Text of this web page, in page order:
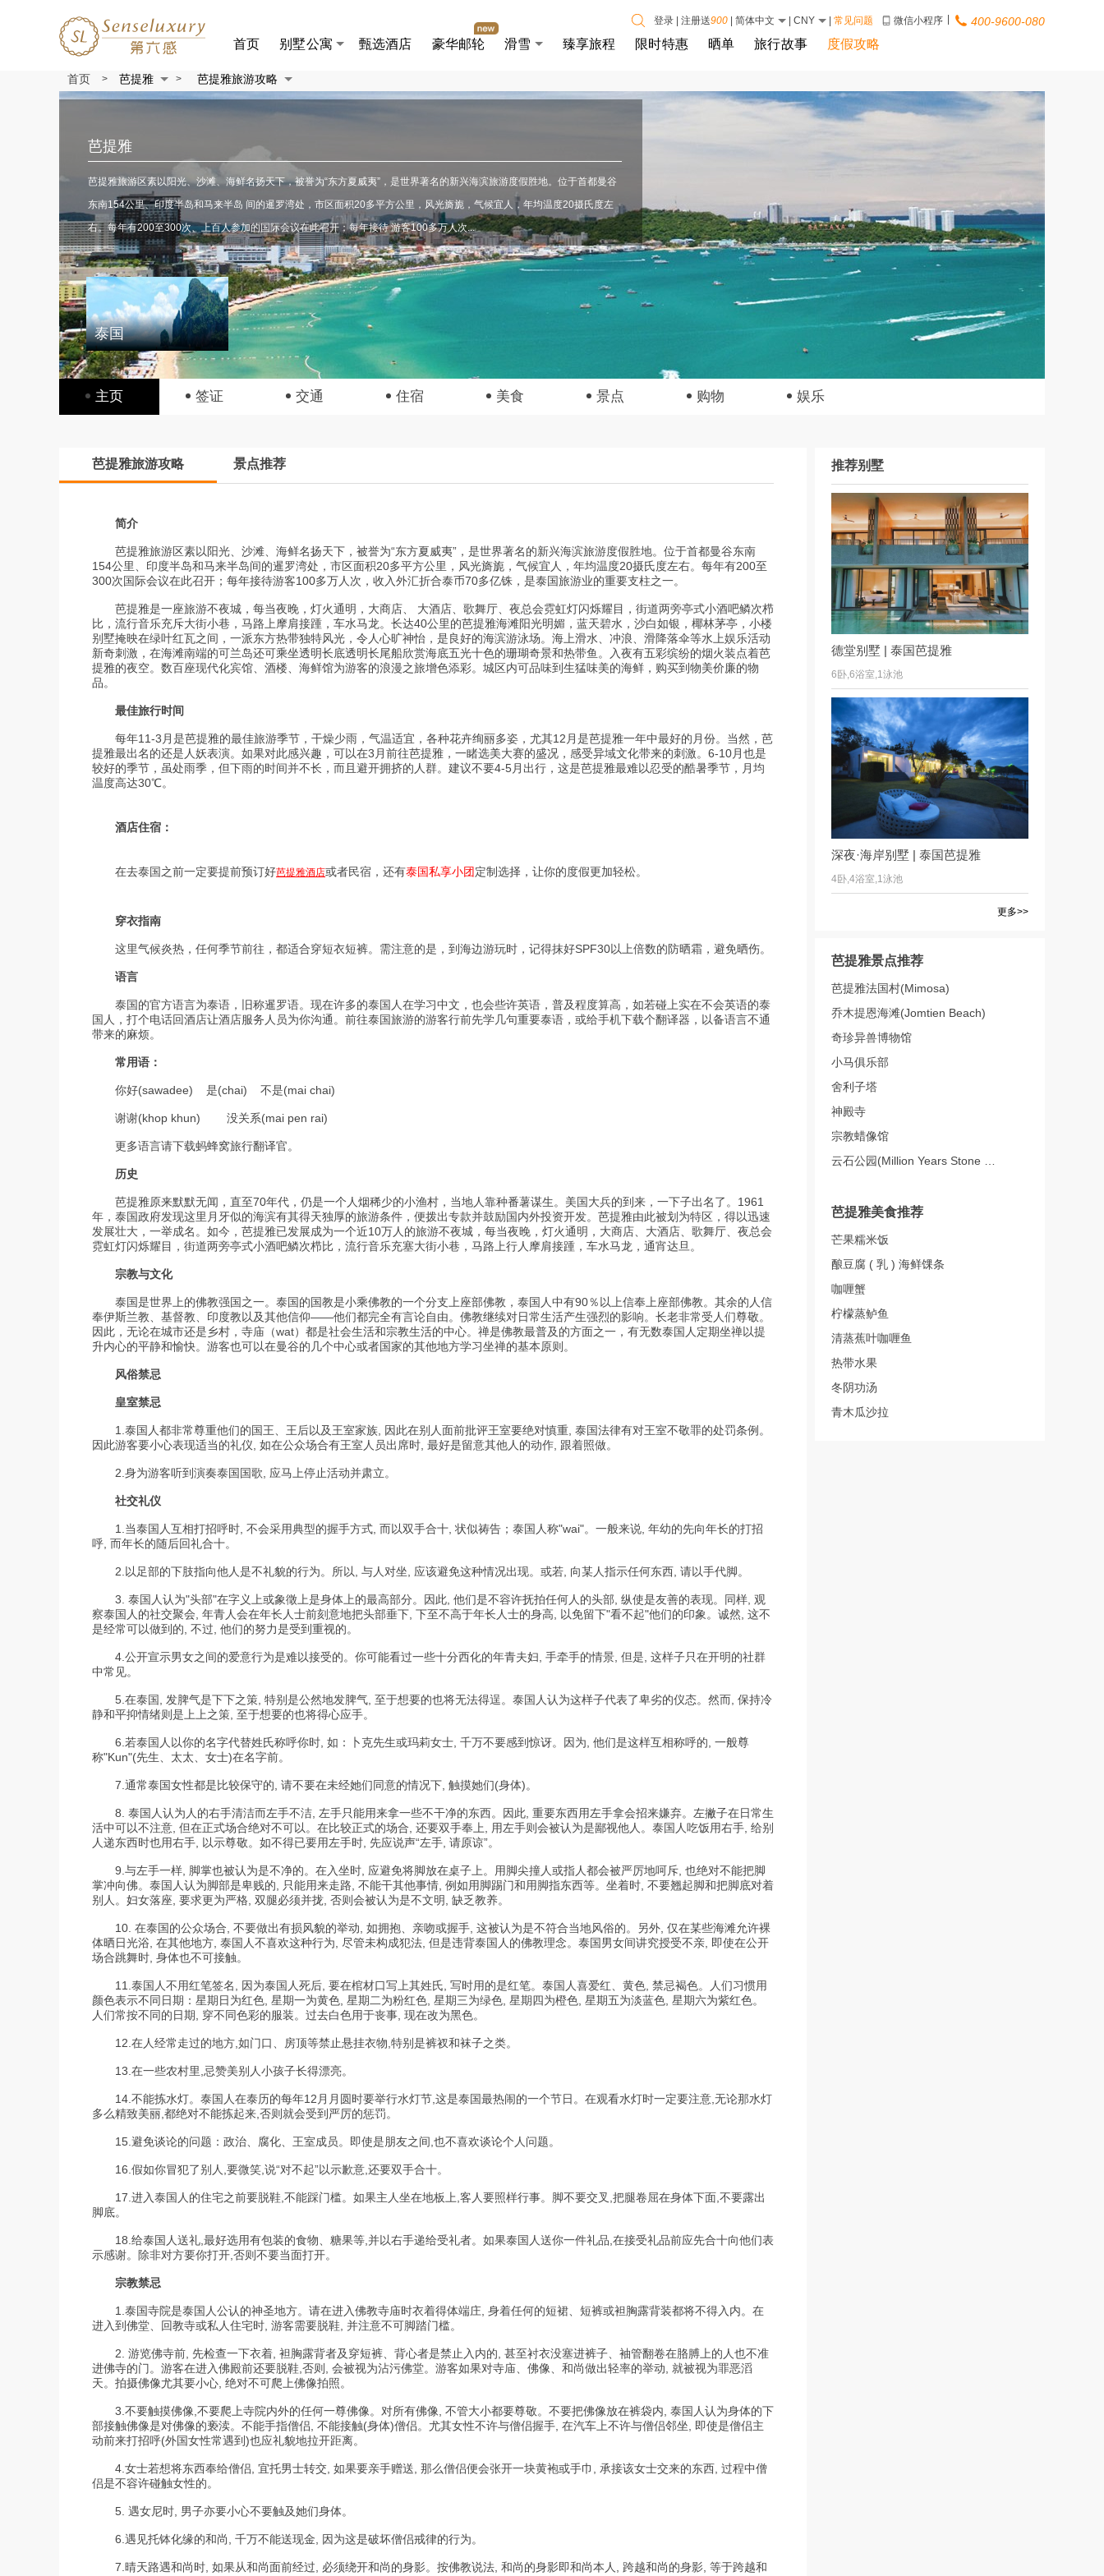
首页 别墅公寓 甄选酒店 豪华邮轮 滑雪 臻享旅程 限时特惠 晒单 旅行故事 度假攻略
登录 | 注册送900 | 简体中文 | CNY | 常见问题 400-9600-080
微信小程序
首页 > 芭提雅 > 芭提雅旅游攻略
芭提雅
芭提雅旅游区素以阳光、沙滩、海鲜名扬天下，被誉为“东方夏威夷”，是世界著名的新兴海滨旅游度假胜地。位于首都曼谷
东南154公里、印度半岛和马来半岛 间的暹罗湾处，市区面积20多平方公里，风光旖旎，气候宜人，年均温度20摄氏度左
右。每年有200至300次、上百人参加的国际会议在此召开；每年接待 游客100多万人次...
泰国
主页 签证 交通 住宿 美食 景点 购物 娱乐
芭提雅旅游攻略 景点推荐
简介
芭提雅旅游区素以阳光、沙滩、海鲜名扬天下，被誉为“东方夏威夷”，是世界著名的新兴海滨旅游度假胜地。位于首都曼谷东南
154公里、印度半岛和马来半岛间的暹罗湾处，市区面积20多平方公里，风光旖旎，气候宜人，年均温度20摄氏度左右。每年有200至
300次国际会议在此召开；每年接待游客100多万人次，收入外汇折合泰币70多亿铢，是泰国旅游业的重要支柱之一。
芭提雅是一座旅游不夜城，每当夜晚，灯火通明，大商店、 大酒店、歌舞厅、夜总会霓虹灯闪烁耀目，街道两旁亭式小酒吧鳞次栉
比，流行音乐充斥大街小巷，马路上摩肩接踵，车水马龙。长达40公里的芭提雅海滩阳光明媚，蓝天碧水，沙白如银，椰林茅亭，小楼
别墅掩映在绿叶红瓦之间，一派东方热带独特风光，令人心旷神怡，是良好的海滨游泳场。海上滑水、冲浪、滑降落伞等水上娱乐活动
新奇刺激，在海滩南端的可兰岛还可乘坐透明长底透明长尾船欣赏海底五光十色的珊瑚奇景和热带鱼。入夜有五彩缤纷的烟火装点着芭
提雅的夜空。数百座现代化宾馆、酒楼、海鲜馆为游客的浪漫之旅增色添彩。城区内可品味到生猛味美的海鲜，购买到物美价廉的物
品。
最佳旅行时间
每年11-3月是芭提雅的最佳旅游季节，干燥少雨，气温适宜，各种花卉绚丽多姿，尤其12月是芭提雅一年中最好的月份。当然，芭
提雅最出名的还是人妖表演。如果对此感兴趣，可以在3月前往芭提雅，一睹选美大赛的盛况，感受异域文化带来的刺激。6-10月也是
较好的季节，虽处雨季，但下雨的时间并不长，而且避开拥挤的人群。建议不要4-5月出行，这是芭提雅最难以忍受的酷暑季节，月均
温度高达30℃。
酒店住宿：
在去泰国之前一定要提前预订好芭提雅酒店或者民宿，还有泰国私享小团定制选择，让你的度假更加轻松。
穿衣指南
这里气候炎热，任何季节前往，都适合穿短衣短裤。需注意的是，到海边游玩时，记得抹好SPF30以上倍数的防晒霜，避免晒伤。
语言
泰国的官方语言为泰语，旧称暹罗语。现在许多的泰国人在学习中文，也会些许英语，普及程度算高，如若碰上实在不会英语的泰
国人，打个电话回酒店让酒店服务人员为你沟通。前往泰国旅游的游客行前先学几句重要泰语，或给手机下载个翻译器，以备语言不通
带来的麻烦。
常用语：
你好(sawadee) 是(chai) 不是(mai chai)
谢谢(khop khun) 没关系(mai pen rai)
更多语言请下载蚂蜂窝旅行翻译官。
历史
芭提雅原来默默无闻，直至70年代，仍是一个人烟稀少的小渔村，当地人靠种番薯谋生。美国大兵的到来，一下子出名了。1961
年，泰国政府发现这里月牙似的海滨有其得天独厚的旅游条件，便拨出专款并鼓励国内外投资开发。芭提雅由此被划为特区，得以迅速
发展壮大，一举成名。如今，芭提雅已发展成为一个近10万人的旅游不夜城，每当夜晚，灯火通明，大商店、大酒店、歌舞厅、夜总会
霓虹灯闪烁耀目，街道两旁亭式小酒吧鳞次栉比，流行音乐充塞大街小巷，马路上行人摩肩接踵，车水马龙，通宵达旦。
宗教与文化
泰国是世界上的佛教强国之一。泰国的国教是小乘佛教的一个分支上座部佛教，泰国人中有90％以上信奉上座部佛教。其余的人信
奉伊斯兰教、基督教、印度教以及其他信仰——他们都完全有言论自由。佛教继续对日常生活产生强烈的影响。长老非常受人们尊敬。
因此，无论在城市还是乡村，寺庙（wat）都是社会生活和宗教生活的中心。禅是佛教最普及的方面之一，有无数泰国人定期坐禅以提
升内心的平静和愉快。游客也可以在曼谷的几个中心或者国家的其他地方学习坐禅的基本原则。
风俗禁忌
皇室禁忌
1.泰国人都非常尊重他们的国王、王后以及王室家族, 因此在别人面前批评王室要绝对慎重, 泰国法律有对王室不敬罪的处罚条例。
因此游客要小心表现适当的礼仪, 如在公众场合有王室人员出席时, 最好是留意其他人的动作, 跟着照做。
2.身为游客听到演奏泰国国歌, 应马上停止活动并肃立。
社交礼仪
1.当泰国人互相打招呼时, 不会采用典型的握手方式, 而以双手合十, 状似祷告；泰国人称"wai"。一般来说, 年幼的先向年长的打招
呼, 而年长的随后回礼合十。
2.以足部的下肢指向他人是不礼貌的行为。所以, 与人对坐, 应该避免这种情况出现。或若, 向某人指示任何东西, 请以手代脚。
3. 泰国人认为"头部"在字义上或象徵上是身体上的最高部分。因此, 他们是不容许抚拍任何人的头部, 纵使是友善的表现。同样, 观
察泰国人的社交聚会, 年青人会在年长人士前刻意地把头部垂下, 下至不高于年长人士的身高, 以免留下"看不起"他们的印象。诚然, 这不
是经常可以做到的, 不过, 他们的努力是受到重视的。
4.公开宣示男女之间的爱意行为是难以接受的。你可能看过一些十分西化的年青夫妇, 手牵手的情景, 但是, 这样子只在开明的社群
中常见。
5.在泰国, 发脾气是下下之策, 特别是公然地发脾气, 至于想要的也将无法得逞。泰国人认为这样子代表了卑劣的仪态。然而, 保持冷
静和平抑情绪则是上上之策, 至于想要的也将得心应手。
6.若泰国人以你的名字代替姓氏称呼你时, 如：卜克先生或玛莉女士, 千万不要感到惊讶。因为, 他们是这样互相称呼的, 一般尊
称"Kun"(先生、太太、女士)在名字前。
7.通常泰国女性都是比较保守的, 请不要在未经她们同意的情况下, 触摸她们(身体)。
8. 泰国人认为人的右手清洁而左手不洁, 左手只能用来拿一些不干净的东西。因此, 重要东西用左手拿会招来嫌弃。左撇子在日常生
活中可以不注意, 但在正式场合绝对不可以。在比较正式的场合, 还要双手奉上, 用左手则会被认为是鄙视他人。泰国人吃饭用右手, 给别
人递东西时也用右手, 以示尊敬。如不得已要用左手时, 先应说声“左手, 请原谅”。
9.与左手一样, 脚掌也被认为是不净的。在入坐时, 应避免将脚放在桌子上。用脚尖撞人或指人都会被严厉地呵斥, 也绝对不能把脚
掌冲向佛。泰国人认为脚部是卑贱的, 只能用来走路, 不能干其他事情, 例如用脚踢门和用脚指东西等。坐着时, 不要翘起脚和把脚底对着
别人。妇女落座, 要求更为严格, 双腿必须并拢, 否则会被认为是不文明, 缺乏教养。
10. 在泰国的公众场合, 不要做出有损风貌的举动, 如拥抱、亲吻或握手, 这被认为是不符合当地风俗的。另外, 仅在某些海滩允许裸
体晒日光浴, 在其他地方, 泰国人不喜欢这种行为, 尽管未构成犯法, 但是违背泰国人的佛教理念。泰国男女间讲究授受不亲, 即使在公开
场合跳舞时, 身体也不可接触。
11.泰国人不用红笔签名, 因为泰国人死后, 要在棺材口写上其姓氏, 写时用的是红笔。泰国人喜爱红、黄色, 禁忌褐色。人们习惯用
颜色表示不同日期：星期日为红色, 星期一为黄色, 星期二为粉红色, 星期三为绿色, 星期四为橙色, 星期五为淡蓝色, 星期六为紫红色。
人们常按不同的日期, 穿不同色彩的服装。过去白色用于丧事, 现在改为黑色。
12.在人经常走过的地方,如门口、房顶等禁止悬挂衣物,特别是裤衩和袜子之类。
13.在一些农村里,忌赞美别人小孩子长得漂亮。
14.不能拣水灯。泰国人在泰历的每年12月月圆时要举行水灯节,这是泰国最热闹的一个节日。在观看水灯时一定要注意,无论那水灯
多么精致美丽,都绝对不能拣起来,否则就会受到严厉的惩罚。
15.避免谈论的问题：政治、腐化、王室成员。即使是朋友之间,也不喜欢谈论个人问题。
16.假如你冒犯了别人,要微笑,说“对不起”以示歉意,还要双手合十。
17.进入泰国人的住宅之前要脱鞋,不能踩门槛。如果主人坐在地板上,客人要照样行事。脚不要交叉,把腿卷屈在身体下面,不要露出
脚底。
18.给泰国人送礼,最好选用有包装的食物、糖果等,并以右手递给受礼者。如果泰国人送你一件礼品,在接受礼品前应先合十向他们表
示感谢。除非对方要你打开,否则不要当面打开。
宗教禁忌
1.泰国寺院是泰国人公认的神圣地方。请在进入佛教寺庙时衣着得体端庄, 身着任何的短裙、短裤或袒胸露背装都将不得入内。在
进入到佛堂、回教寺或私人住宅时, 游客需要脱鞋, 并注意不可脚踏门槛。
2. 游览佛寺前, 先检查一下衣着, 袒胸露背者及穿短裤、背心者是禁止入内的, 甚至衬衣没塞进裤子、袖管翻卷在胳膊上的人也不准
进佛寺的门。游客在进入佛殿前还要脱鞋,否则, 会被视为沾污佛堂。游客如果对寺庙、佛像、和尚做出轻率的举动, 就被视为罪恶滔
天。拍摄佛像尤其要小心, 绝对不可爬上佛像拍照。
3.不要触摸佛像,不要爬上寺院内外的任何一尊佛像。对所有佛像, 不管大小都要尊敬。不要把佛像放在裤袋内, 泰国人认为身体的下
部接触佛像是对佛像的亵渎。不能手指僧侣, 不能接触(身体)僧侣。尤其女性不许与僧侣握手, 在汽车上不许与僧侣邻坐, 即使是僧侣主
动前来打招呼(外国女性常遇到)也应礼貌地拉开距离。
4.女士若想将东西奉给僧侣, 宜托男士转交, 如果要亲手赠送, 那么僧侣便会张开一块黄袍或手巾, 承接该女士交来的东西, 过程中僧
侣是不容许碰触女性的。
5. 遇女尼时, 男子亦要小心不要触及她们身体。
6.遇见托钵化缘的和尚, 千万不能送现金, 因为这是破坏僧侣戒律的行为。
7.晴天路遇和尚时, 如果从和尚面前经过, 必须绕开和尚的身影。按佛教说法, 和尚的身影即和尚本人, 跨越和尚的身影, 等于跨越和
芭提雅景点推荐
芭提雅法国村(Mimosa)
乔木提恩海滩(Jomtien Beach)
奇珍异兽博物馆
小马俱乐部
舍利子塔
神殿寺
宗教蜡像馆
芭提雅美食推荐
芒果糯米饭
酿豆腐 ( 乳 ) 海鲜馃条
咖喱蟹
柠檬蒸鲈鱼
清蒸蕉叶咖喱鱼
热带水果
冬阴功汤
青木瓜沙拉
推荐别墅
德堂别墅 | 泰国芭提雅
6卧,6浴室,1泳池
深夜·海岸别墅 | 泰国芭提雅
4卧,4浴室,1泳池
更多>>